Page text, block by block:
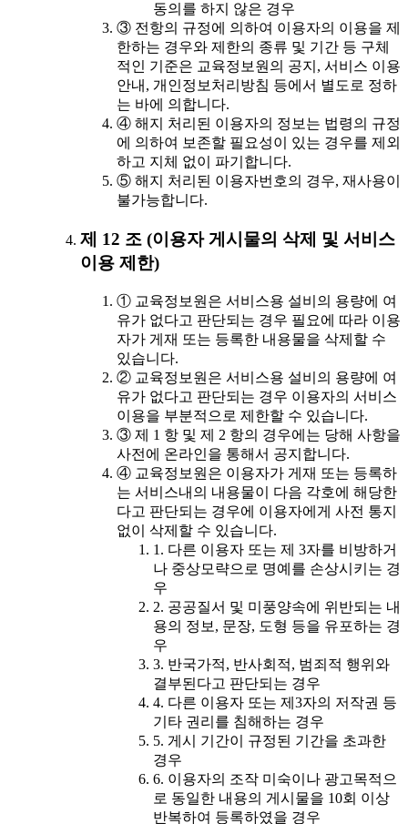
동의를 하지 않은 경우
③ 전항의 규정에 의하여 이용자의 이용을 제
한하는 경우와 제한의 종류 및 기간 등 구체
적인 기준은 교육정보원의 공지, 서비스 이용
안내, 개인정보처리방침 등에서 별도로 정하
는 바에 의합니다.
④ 해지 처리된 이용자의 정보는 법령의 규정
에 의하여 보존할 필요성이 있는 경우를 제외
하고 지체 없이 파기합니다.
⑤ 해지 처리된 이용자번호의 경우, 재사용이
불가능합니다.
제 12 조 (이용자 게시물의 삭제 및 서비스
이용 제한)
① 교육정보원은 서비스용 설비의 용량에 여
유가 없다고 판단되는 경우 필요에 따라 이용
자가 게재 또는 등록한 내용물을 삭제할 수
있습니다.
② 교육정보원은 서비스용 설비의 용량에 여
유가 없다고 판단되는 경우 이용자의 서비스
이용을 부분적으로 제한할 수 있습니다.
③ 제 1 항 및 제 2 항의 경우에는 당해 사항을
사전에 온라인을 통해서 공지합니다.
④ 교육정보원은 이용자가 게재 또는 등록하
는 서비스내의 내용물이 다음 각호에 해당한
다고 판단되는 경우에 이용자에게 사전 통지
없이 삭제할 수 있습니다.
1. 다른 이용자 또는 제 3자를 비방하거
나 중상모략으로 명예를 손상시키는 경
우
2. 공공질서 및 미풍양속에 위반되는 내
용의 정보, 문장, 도형 등을 유포하는 경
우
3. 반국가적, 반사회적, 범죄적 행위와
결부된다고 판단되는 경우
4. 다른 이용자 또는 제3자의 저작권 등
기타 권리를 침해하는 경우
5. 게시 기간이 규정된 기간을 초과한
경우
6. 이용자의 조작 미숙이나 광고목적으
로 동일한 내용의 게시물을 10회 이상
반복하여 등록하였을 경우